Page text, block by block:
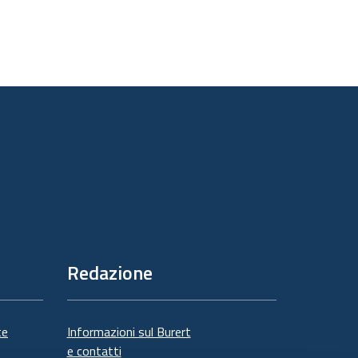
Redazione
Informazioni sul Burert
e contatti